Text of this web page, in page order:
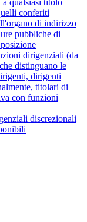
qualsiasi titolo
conferiti
di indirizzo
pubbliche di
dirigenziali (da
distinguano le
dirigenti
titolari di
con funzioni
discrezionali